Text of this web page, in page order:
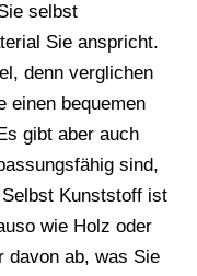
selbst
Sie anspricht.
denn verglichen
einen bequemen
Es gibt aber auch
sind,
Kunststoff ist
wie Holz oder
davon ab, was Sie